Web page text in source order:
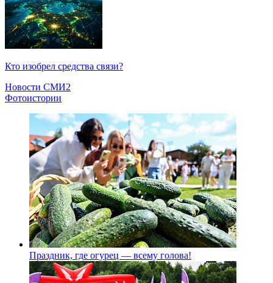
Кто изобрел средства связи?
Новости СМИ2
Фотоистории
Праздник, где огурец — всему голова!